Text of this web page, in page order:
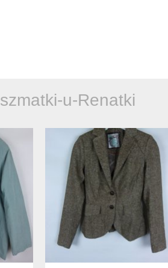
szmatki-u-Renatki